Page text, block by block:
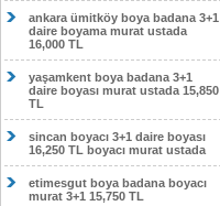
ankara ümitköy boya badana 3+1
daire boyama murat ustada
16,000 TL
yaşamkent boya badana 3+1
daire boyası murat ustada 15,850
TL
sincan boyacı 3+1 daire boyası
16,250 TL boyacı murat ustada
etimesgut boya badana boyacı
murat 3+1 15,750 TL